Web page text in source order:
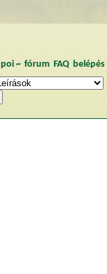
poi~ fórum FAQ belépés